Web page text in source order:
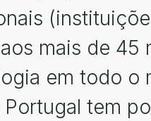
mais de
em todo o
Portugal tem